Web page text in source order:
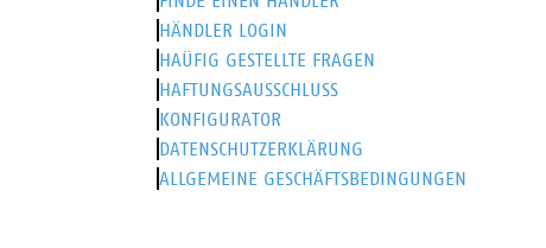
HÄNDLER LOGIN
HAÜFIG GESTELLTE FRAGEN
HAFTUNGSAUSSCHLUSS
KONFIGURATOR
DATENSCHUTZERKLÄRUNG
ALLGEMEINE GESCHÄFTSBEDINGUNGEN